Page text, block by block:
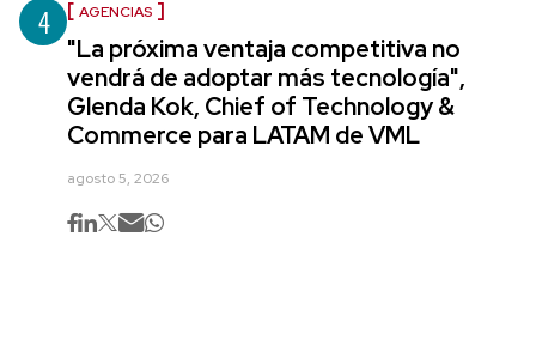
4 AGENCIAS
"La próxima ventaja competitiva no
vendrá de adoptar más tecnología",
Glenda Kok, Chief of Technology &
Commerce para LATAM de VML
agosto 5, 2026